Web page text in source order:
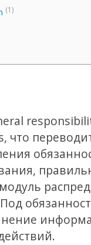
(1)
что